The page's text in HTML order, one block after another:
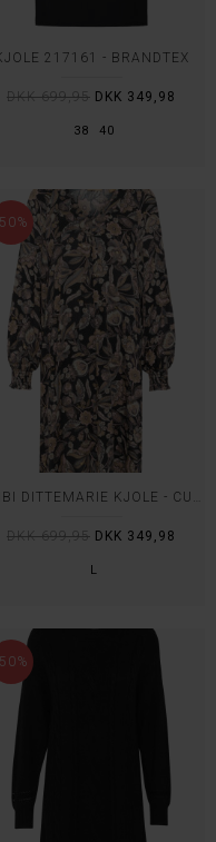
38 40
217161 - BRANDTEX
DKK 699,95 DKK 349,98
L
CUIBI DITTEMARIE KJOLE - CULTURE
DKK 699,95 DKK 349,98